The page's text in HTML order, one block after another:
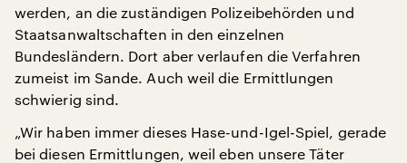
werden, an die zuständigen Polizeibehörden und
Staatsanwaltschaften in den einzelnen
Bundesländern. Dort aber verlaufen die Verfahren
zumeist im Sande. Auch weil die Ermittlungen
schwierig sind.
„Wir haben immer dieses Hase-und-Igel-Spiel, gerade
bei diesen Ermittlungen, weil eben unsere Täter